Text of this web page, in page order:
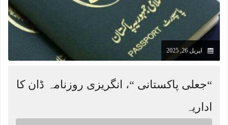
اپریل 26, 2025
“جعلی پاکستانی “، انگریزی روزنامہ ڈان کا
اداریہ